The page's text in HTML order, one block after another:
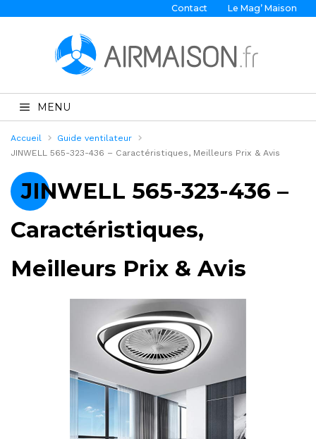
Contact Le Mag’ Maison
MENU
Accueil
Guide ventilateur
JINWELL 565-323-436 – Caractéristiques, Meilleurs Prix & Avis
JINWELL 565-323-436 –
Caractéristiques,
Meilleurs Prix & Avis